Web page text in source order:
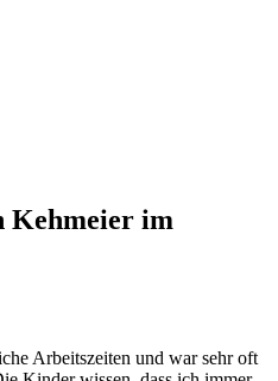
Arbeitszeiten und war sehr oft